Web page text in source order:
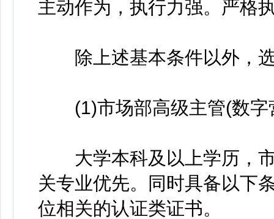
主动作为，执行力强。严格
除上述基本条件以外，选
(1)市场部高级主管(数字
大学本科及以上学历，市
关专业优先。同时具备以
位相关的认证类证书。